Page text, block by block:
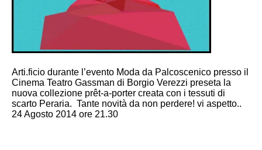
Arti.ficio durante l’evento Moda da Palcoscenico presso il
Cinema Teatro Gassman di Borgio Verezzi preseta la
nuova collezione prêt-a-porter creata con i tessuti di
scarto Peraria. Tante novità da non perdere! vi aspetto..
24 Agosto 2014 ore 21.30